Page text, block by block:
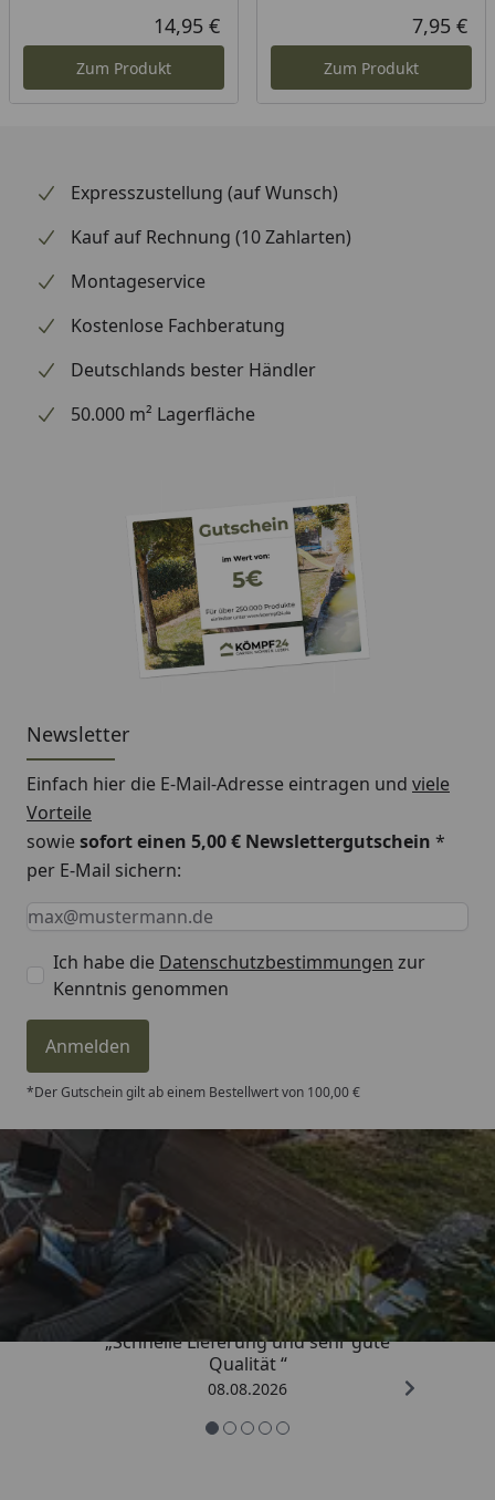
Aktueller Preis
14,95 €
Zum Produkt
7,95 €
Zum Produkt
Expresszustellung (auf Wunsch)
Kauf auf Rechnung (10 Zahlarten)
Montageservice
Kostenlose Fachberatung
Deutschlands bester Händler
50.000 m² Lagerfläche
Newsletter
Einfach hier die E-Mail-Adresse eintragen und viele
Vorteile
sowiesofort einen 5,00 € Newslettergutschein *
per E-Mail sichern:
Keine Eingabe erforderlich
Eingabe erforderlich
E-Mail *
Ich habe die Datenschutzbestimmungen zur
Kenntnis genommen
Anmelden
*Der Gutschein gilt ab einem Bestellwert von 100,00 €
Trusted Shops
4,81/ 5
„Schnelle Lieferung und sehr gute
Qualität “
08.08.2026